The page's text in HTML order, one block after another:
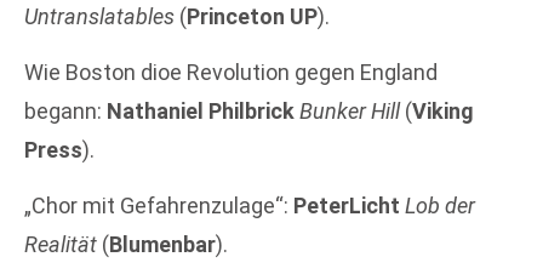
Untranslatables (Princeton UP).
Wie Boston dioe Revolution gegen England
begann: Nathaniel PhilbrickBunker Hill(Viking
Press).
„Chor mit Gefahrenzulage“: PeterLicht Lob der
Realität (Blumenbar).